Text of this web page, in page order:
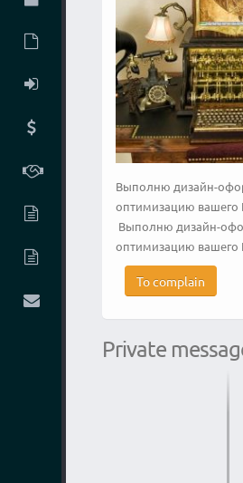
Выполню дизайн-
оптимизацию вашего
Выполню дизайн-
оптимизацию вашего
To complain
Private